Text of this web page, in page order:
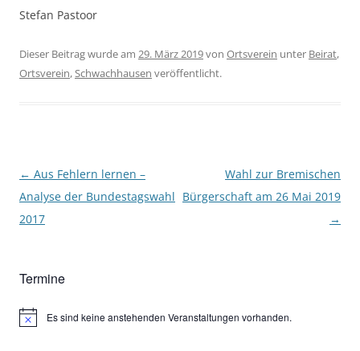
Stefan Pastoor
Dieser Beitrag wurde am 29. März 2019von Ortsverein unter Beirat,
Ortsverein,Schwachhausen veröffentlicht.
Beitragsnavigation
← Aus Fehlern lernen –
Analyse der Bundestagswahl
2017
Wahl zur Bremischen
Bürgerschaft am 26 Mai 2019
→
Termine
HinweisEs sind keine anstehenden Veranstaltungen vorhanden.